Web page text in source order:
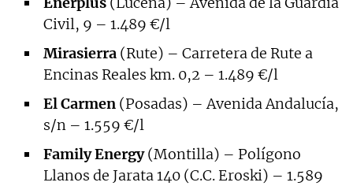
Civil, 9 – 1.489 €/l
Mirasierra (Rute) – Carretera de Rute a
Encinas Reales km. 0,2 – 1.489 €/l
El Carmen (Posadas) – Avenida Andalucía,
s/n – 1.559 €/l
Family Energy(Montilla) – Polígono
Llanos de Jarata 140 (C.C. Eroski) – 1.589